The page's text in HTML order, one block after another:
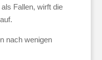
Fallen, wirft die
nach wenigen